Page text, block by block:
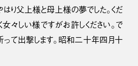
はり父上様と母上様の夢でした。くだ
女々しい様ですがお許しください。で
て出撃します。昭和二十年四月十